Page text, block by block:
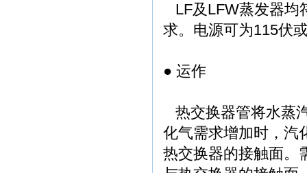
LF及LFW蒸发器均
求。电源可为115伏
● 运作
热交换器管将水蒸
化气需求增加时，汽
热交换器的接触面。